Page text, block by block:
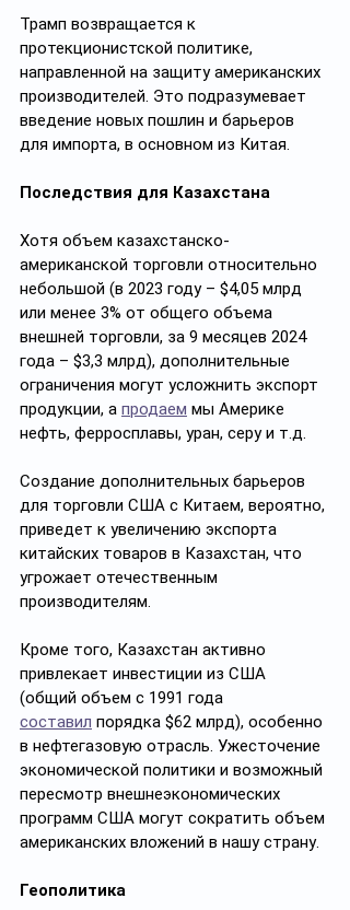
Трамп возвращается к
протекционистской политике,
направленной на защиту американских
производителей. Это подразумевает
введение новых пошлин и барьеров
для импорта, в основном из Китая.
Последствия для Казахстана
Хотя объем казахстанско-
американской торговли относительно
небольшой (в 2023 году – $4,05 млрд
или менее 3% от общего объема
внешней торговли, за 9 месяцев 2024
года – $3,3 млрд), дополнительные
ограничения могут усложнить экспорт
продукции, а продаем мы Америке
нефть, ферросплавы, уран, серу и т.д.
Создание дополнительных барьеров
для торговли США с Китаем, вероятно,
приведет к увеличению экспорта
китайских товаров в Казахстан, что
угрожает отечественным
производителям.
Кроме того, Казахстан активно
привлекает инвестиции из США
(общий объем с 1991 года
составил порядка $62 млрд), особенно
в нефтегазовую отрасль. Ужесточение
экономической политики и возможный
пересмотр внешнеэкономических
программ США могут сократить объем
американских вложений в нашу страну.
Геополитика